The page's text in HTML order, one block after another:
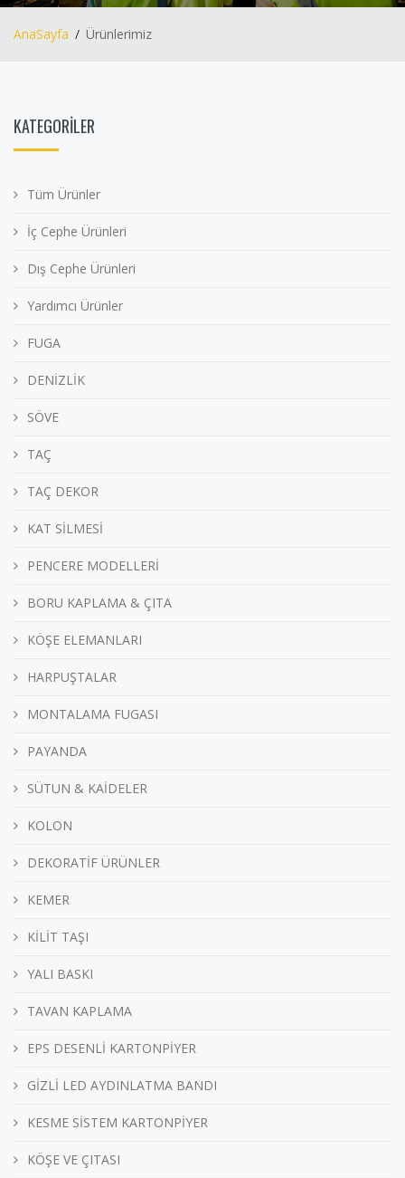
AnaSayfa Ürünlerimiz
KATEGORİLER
Tüm Ürünler
İç Cephe Ürünleri
Dış Cephe Ürünleri
Yardımcı Ürünler
FUGA
DENİZLİK
SÖVE
TAÇ
TAÇ DEKOR
KAT SİLMESİ
PENCERE MODELLERİ
BORU KAPLAMA & ÇITA
KÖŞE ELEMANLARI
HARPUŞTALAR
MONTALAMA FUGASI
PAYANDA
SÜTUN & KAİDELER
KOLON
DEKORATİF ÜRÜNLER
KEMER
KİLİT TAŞI
YALI BASKI
TAVAN KAPLAMA
EPS DESENLİ KARTONPİYER
GİZLİ LED AYDINLATMA BANDI
KESME SİSTEM KARTONPİYER
KÖŞE VE ÇITASI